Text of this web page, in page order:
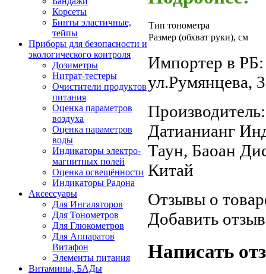
Корсеты
Бинты эластичные,
тейпы
Приборы для безопасности и
экологического контроля
Дозиметры
Нитрат-тестеры
Очистители продуктов
питания
Оценка параметров
воздуха
Оценка параметров
воды
Индикаторы электро-
магнитных полей
Оценка освещённости
Индикаторы Радона
Аксессуары
Для Ингаляторов
Для Тонометров
Для Глюкометров
Для Аппаратов
Витафон
Элементы питания
Витамины, БАДы
Тип тонометра
Размер (обхват руки), см
Импортер в
ул.Румянцева,
Датианианг
Таун, Баоан
Китай
Отзывы о
Добавить отзыв
Написать